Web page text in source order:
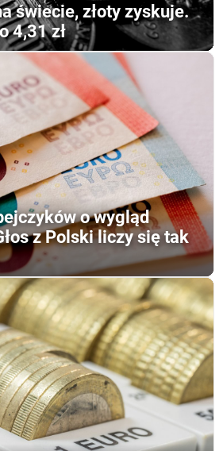
świecie, złoty zyskuje.
4,31 zł
o wygląd
z Polski liczy się tak